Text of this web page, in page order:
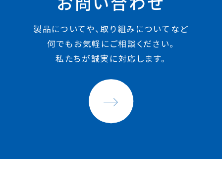
製品についてや、取り組みについてなど
何でもお気軽にご相談ください。
私たちが誠実に対応します。